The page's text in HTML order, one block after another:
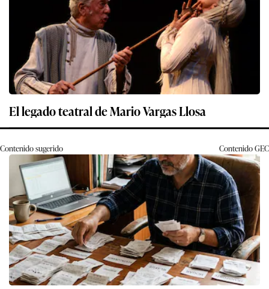
El legado teatral de Mario Vargas Llosa
Contenido sugerido ContenidoGEC